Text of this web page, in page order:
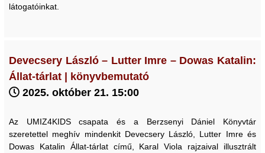
látogatóinkat.
Devecsery László – Lutter Imre – Dowas Katalin:
Állat-tárlat | könyvbemutató
2025. október 21. 15:00
Az UMIZ4KIDS csapata és a Berzsenyi Dániel Könyvtár
szeretettel meghív mindenkit Devecsery László, Lutter Imre és
Dowas Katalin Állat-tárlat című, Karal Viola rajzaival illusztrált